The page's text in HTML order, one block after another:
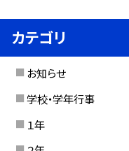
カテゴリ
お知らせ
学校・学年行事
１年